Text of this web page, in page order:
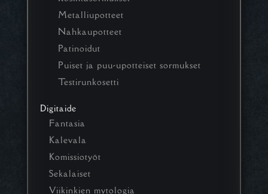
Metalliupotteet
Nahkaupotteet
Patinoidut
Puiset ja puu-upotteiset sormukset
Testirunkosetti
Digitaide
Fantasia
Kalevala
Komissiotyöt
Sekalaiset
Viikinkien mytologia